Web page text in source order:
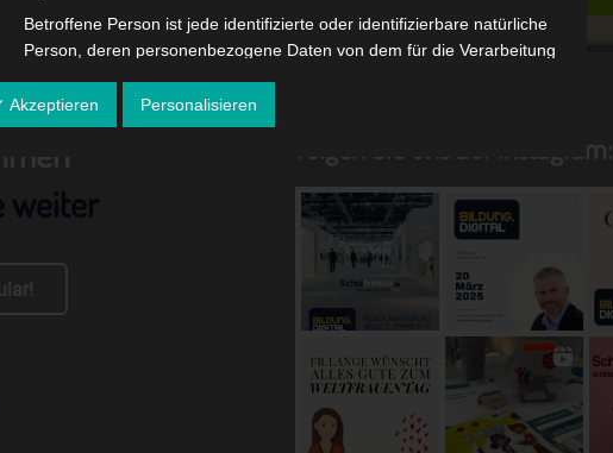
Folgen Sie uns auf Instagram:
Betroffene Person ist jede identifizierte oder identifizierbare natürliche
Person, deren personenbezogene Daten von dem für die Verarbeitung
c) Verarbeitung
Zusammenhang mit personenbezogenen Daten wie das Erheben, das
Erfassen, die Organisation, das Ordnen, die Speicherung, die
Anpassung oder Veränderung, das Auslesen, das Abfragen, die
Verwendung, die Offenlegung durch Übermittlung, Verbreitung oder
eine andere Form der Bereitstellung, den Abgleich oder die
Verknüpfung, die Einschränkung, das Löschen oder die Vernichtung.
d) Einschränkung der Verarbeitung
Einschränkung der Verarbeitung ist die Markierung gespeicherter
personenbezogener Daten mit dem Ziel, ihre künftige Verarbeitung
Akzeptieren Personalisieren